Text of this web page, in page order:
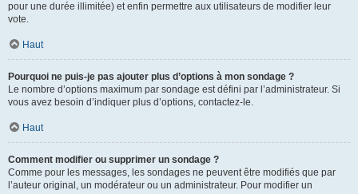
pour une durée illimitée) et enfin permettre aux utilisateurs de modifier leur
vote.
Haut
Pourquoi ne puis-je pas ajouter plus d’options à mon sondage ?
Le nombre d’options maximum par sondage est défini par l’administrateur. Si
vous avez besoin d’indiquer plus d’options, contactez-le.
Haut
Comment modifier ou supprimer un sondage ?
Comme pour les messages, les sondages ne peuvent être modifiés que par
l’auteur original, un modérateur ou un administrateur. Pour modifier un